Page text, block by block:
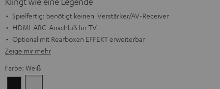
Spielfertig: benötigt keinen Verstärker/AV-Receiver
HDMI-ARC-Anschluß für TV
Optional mit Rearboxen EFFEKT erweiterbar
Zeige mir mehr
Farbe: Weiß